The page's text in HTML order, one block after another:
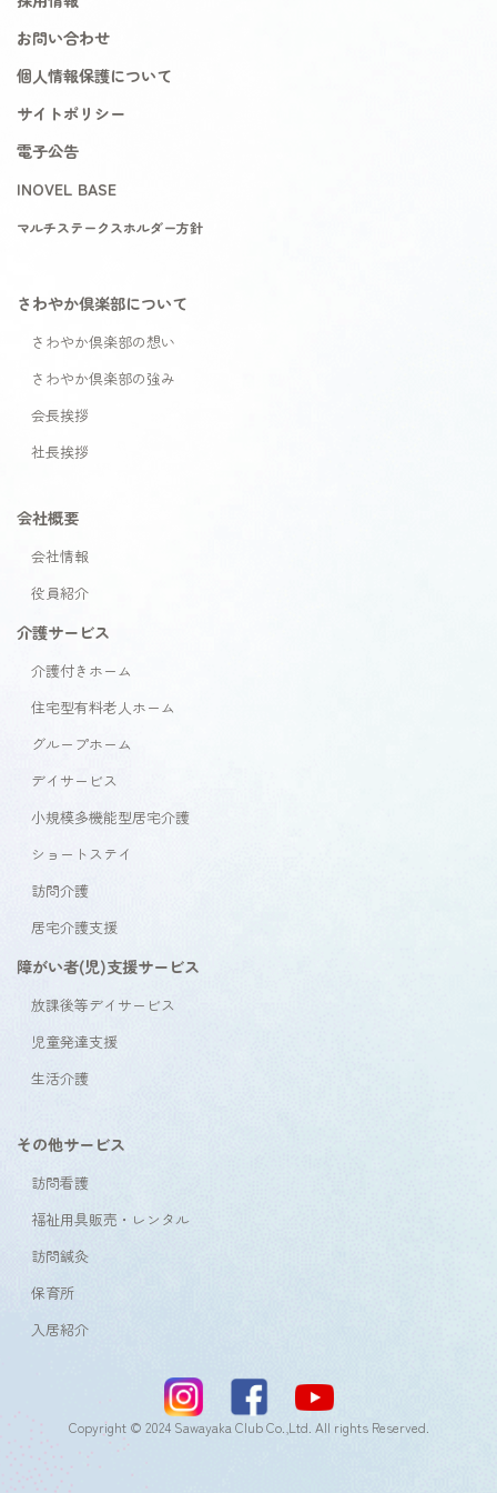
お問い合わせ
個人情報保護について
サイトポリシー
電子公告
INOVEL BASE
マルチステークスホルダー方針
さわやか倶楽部について
さわやか倶楽部の想い
さわやか倶楽部の強み
会長挨拶
社長挨拶
会社概要
会社情報
役員紹介
介護サービス
介護付きホーム
住宅型有料老人ホーム
グループホーム
デイサービス
小規模多機能型居宅介護
ショートステイ
訪問介護
居宅介護支援
障がい者(児)支援サービス
放課後等デイサービス
児童発達支援
生活介護
その他サービス
訪問看護
福祉用具販売・レンタル
訪問鍼灸
保育所
入居紹介
Copyright © 2024 Sawayaka Club Co.,Ltd. All rights Reserved.